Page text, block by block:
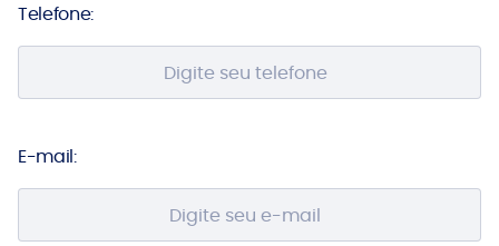
Telefone:
E-mail: